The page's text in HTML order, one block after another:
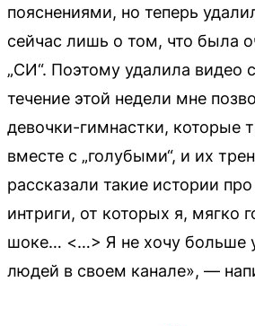
пояснениями, но теперь
сейчас лишь о том, что была
„СИ“. Поэтому удалила видео
течение этой недели мне
девочки-гимнастки, которые
вместе с „голубыми“, и их
рассказали такие истории
интриги, от которых я, мягко
шоке… <…> Я не хочу больше
людей в своем канале», —